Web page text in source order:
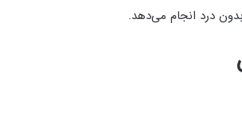
درد انجام می‌دهد.